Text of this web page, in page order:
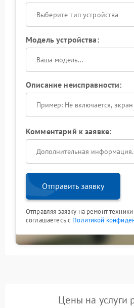
Выберите тип устройства
Модель устройства:
Описание неисправности:
Комментарий к заявке:
Отправить заявку
Отправляя заявку на ремонт
соглашаетесь с Политикой
Цены на услуги